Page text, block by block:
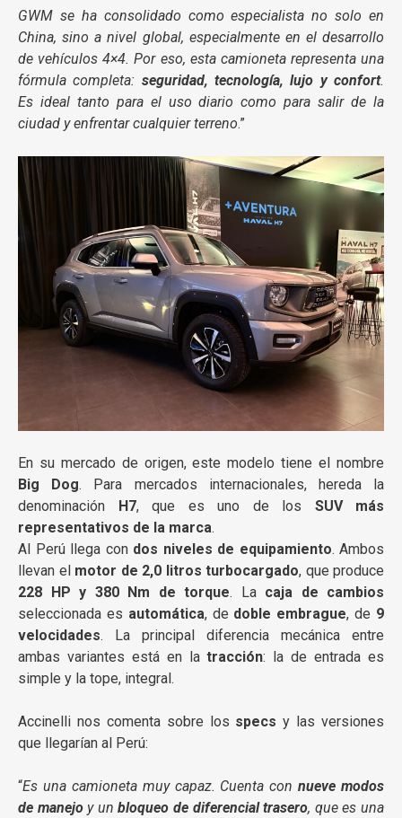
GWM se ha consolidado como especialista no solo en
China, sino a nivel global, especialmente en el desarrollo
de vehículos 4×4. Por eso, esta camioneta representa una
fórmula completa: seguridad, tecnología, lujo y confort.
Es ideal tanto para el uso diario como para salir de la
ciudad y enfrentar cualquier terreno.”
En su mercado de origen, este modelo tiene el nombre
Big Dog. Para mercados internacionales, hereda la
denominación
H7, que es uno de los SUV más
representativos de la marca.
Al Perú llega con dos niveles de equipamiento. Ambos
llevan el motor de 2,0 litros turbocargado, que produce
228 HP y 380 Nm de torque. La caja de cambios
seleccionada es automática, de doble embrague, de 9
velocidades. La principal diferencia mecánica entre
ambas variantes está en latracción: la de entrada es
simple y la tope, integral.
Accinelli nos comenta sobre los specs y las versiones
que llegarían al Perú:
“Es una camioneta muy capaz. Cuenta connueve modos
de manejoy unbloqueo de diferencial trasero, que es una